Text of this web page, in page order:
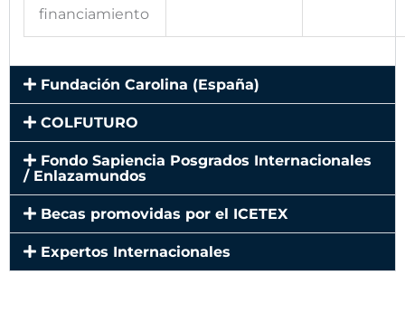
financiamiento
Fundación Carolina (España)
COLFUTURO
Fondo Sapiencia Posgrados Internacionales
/ Enlazamundos
Becas promovidas por el ICETEX
Expertos Internacionales